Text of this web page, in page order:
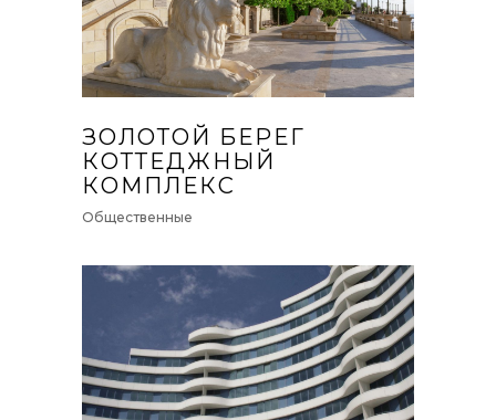
ЗОЛОТОЙ БЕРЕГ
КОТТЕДЖНЫЙ
КОМПЛЕКС
Общественные